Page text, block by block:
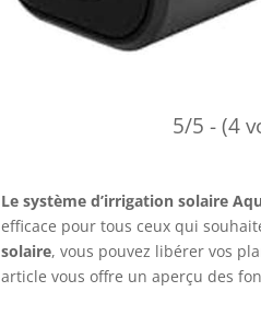
5/5 - (4
Le système d’irrigation solaire
efficace pour tous ceux qui
solaire, vous pouvez libérer vos
article vous offre un aperçu des